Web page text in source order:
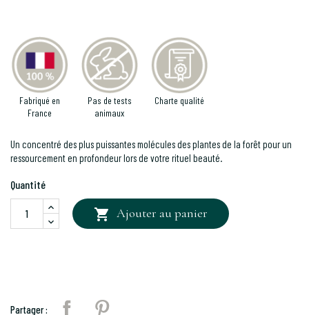
Fabriqué en
France
Pas de tests
animaux
Charte qualité
Un concentré des plus puissantes molécules des plantes de la forêt pour un
ressourcement en profondeur lors de votre rituel beauté.
Quantité
 Ajouter au panier
Partager :
Partager